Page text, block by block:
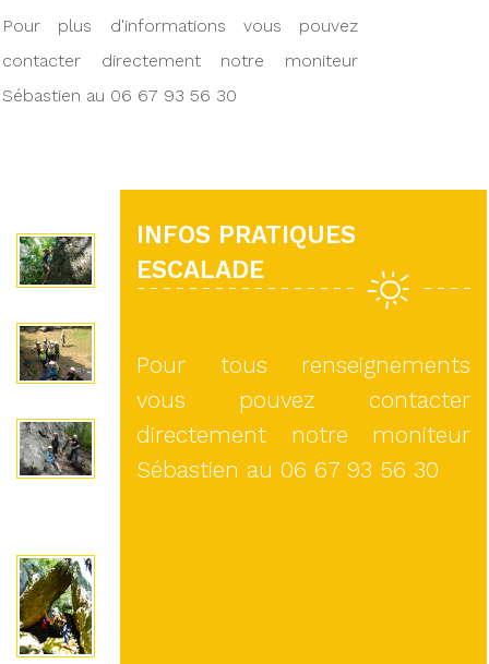
Pour plus d'informations vous pouvez
contacter directement notre moniteur
Sébastien au 06 67 93 56 30
INFOS PRATIQUES
ESCALADE
Pour tous renseignements
vous pouvez contacter
directement notre moniteur
Sébastien au 06 67 93 56 30